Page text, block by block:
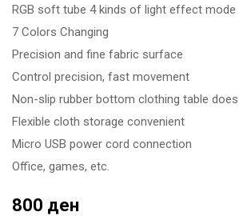
RGB soft tube 4 kinds of light effect mode
7 Colors Changing
Precision and fine fabric surface
Control precision, fast movement
Non-slip rubber bottom clothing table
Flexible cloth storage convenient
Micro USB power cord connection
Office, games, etc.
800 ден